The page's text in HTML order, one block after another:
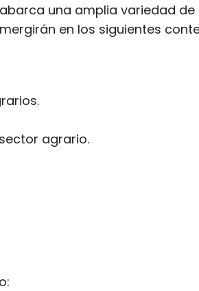
una amplia variedad
en los siguientes
agrario.